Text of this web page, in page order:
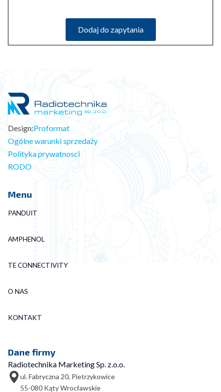
Dodaj do zapytania
Design:Proformat
Ogólne warunki sprzedaży
Polityka prywatnosci
RODO
Menu
PANDUIT
AMPHENOL
TE CONNECTIVITY
O NAS
KONTAKT
Dane firmy
Radiotechnika Marketing Sp. z.o.o.
ul. Fabryczna 20, Pietrzykowice
55-080 Kąty Wrocławskie